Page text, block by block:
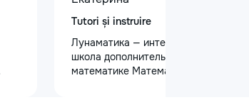
Tutori și instruire
Лунаматика — интерактивная
школа дополнительных уроков по
математике Математика легко,